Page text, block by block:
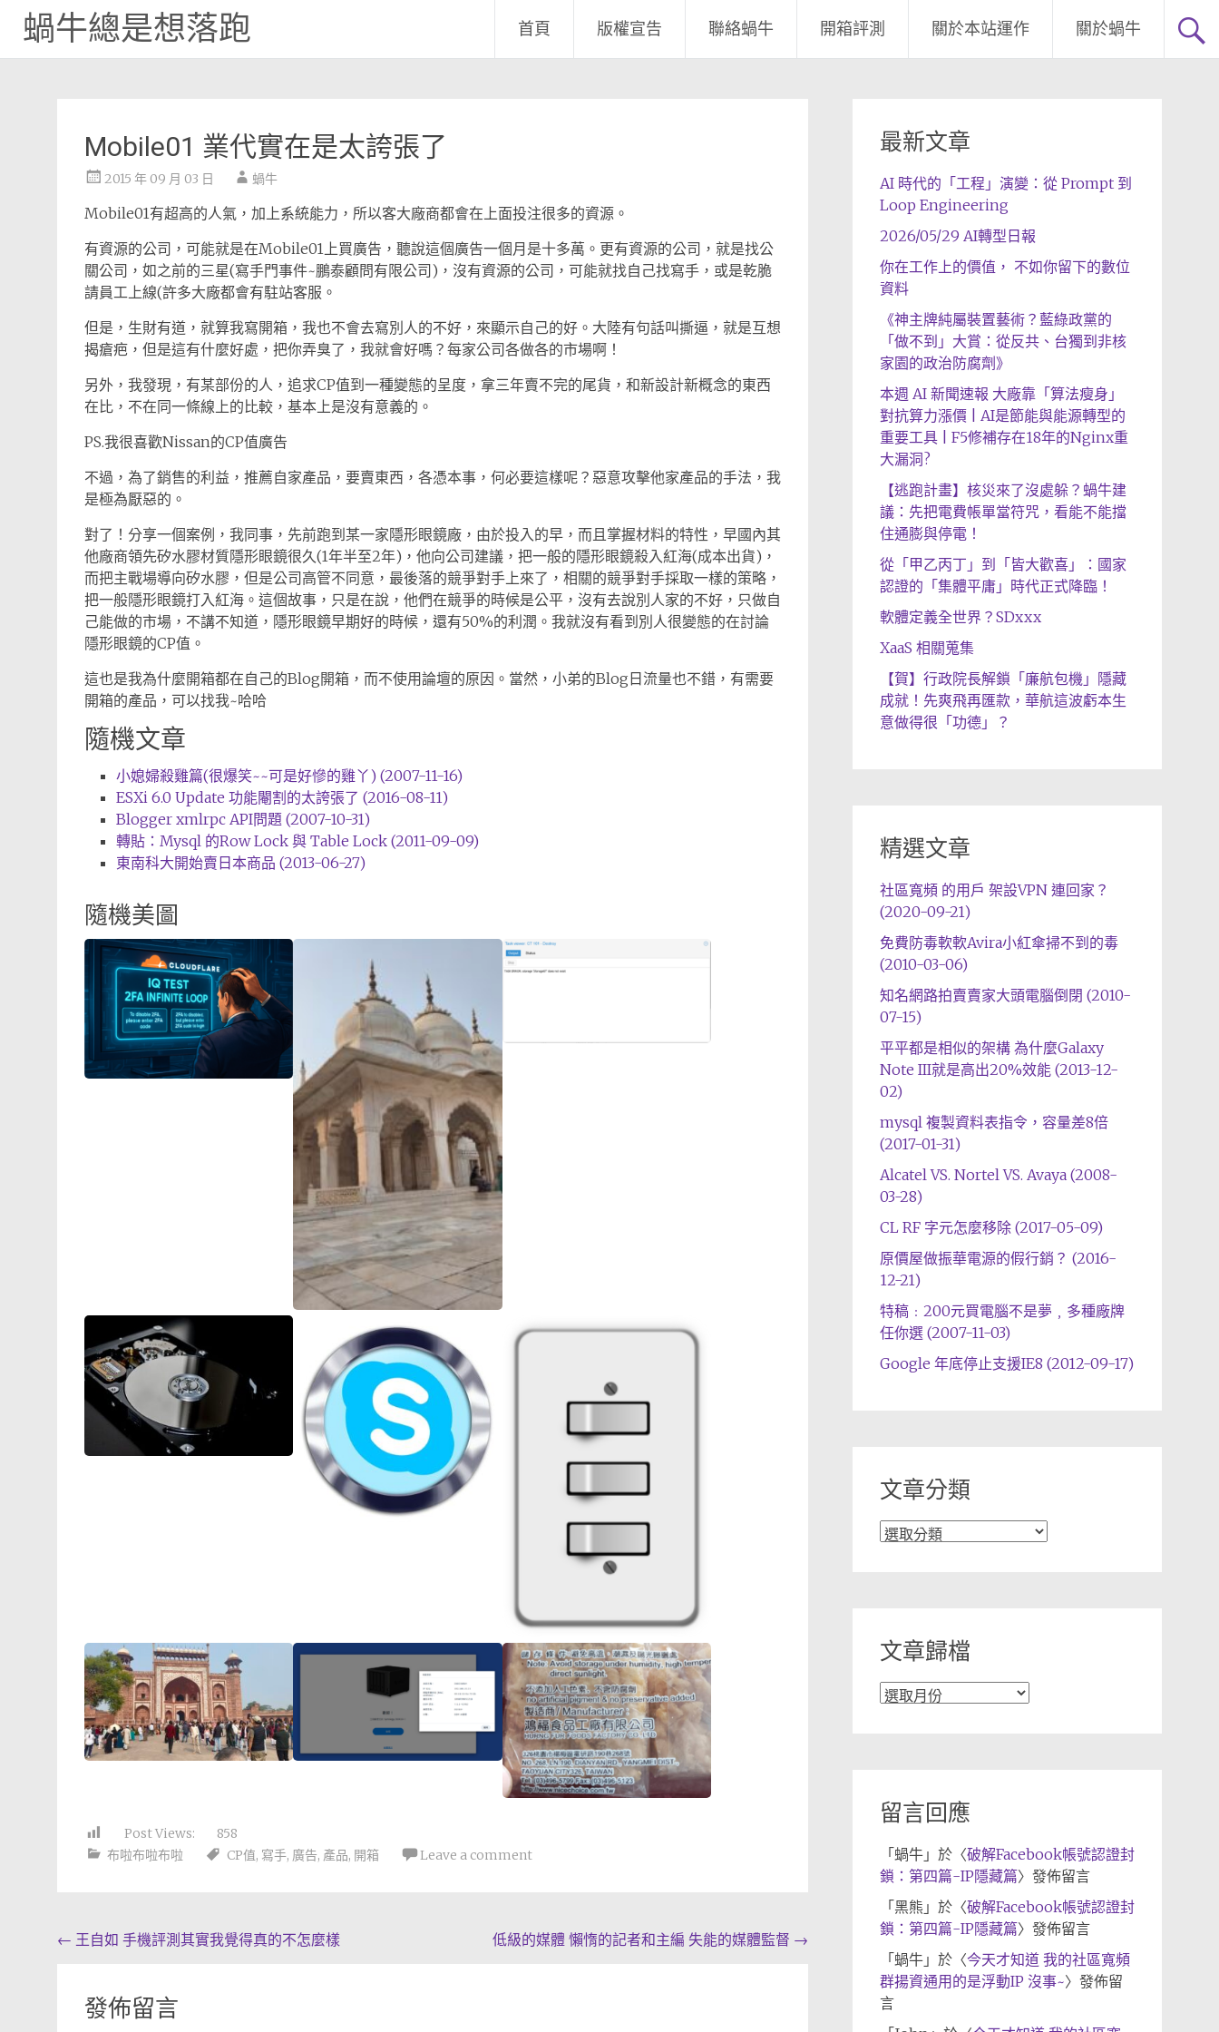
蝸牛總是想落跑 首頁 版權宣告 聯絡蝸牛 開箱評測 關於本站運作 關於蝸牛
Mobile01 業代實在是太誇張了
2015 年 09 月 03 日 蝸牛
Mobile01有超高的人氣，加上系統能力，所以客大廠商都會在上面投注很多的資源。
有資源的公司，可能就是在Mobile01上買廣告，聽說這個廣告一個月是十多萬。更有資源的公司，就是找公
關公司，如之前的三星(寫手門事件~鵬泰顧問有限公司)，沒有資源的公司，可能就找自己找寫手，或是乾脆
請員工上線(許多大廠都會有駐站客服。
但是，生財有道，就算我寫開箱，我也不會去寫別人的不好，來顯示自己的好。大陸有句話叫撕逼，就是互想
揭瘡疤，但是這有什麼好處，把你弄臭了，我就會好嗎？每家公司各做各的市場啊！
另外，我發現，有某部份的人，追求CP值到一種變態的呈度，拿三年賣不完的尾貨，和新設計新概念的東西
在比，不在同一條線上的比較，基本上是沒有意義的。
PS.我很喜歡Nissan的CP值廣告
不過，為了銷售的利益，推薦自家產品，要賣東西，各憑本事，何必要這樣呢？惡意攻擊他家產品的手法，我
是極為厭惡的。
對了！分享一個案例，我同事，先前跑到某一家隱形眼鏡廠，由於投入的早，而且掌握材料的特性，早國內其
他廠商領先矽水膠材質隱形眼鏡很久(1年半至2年)，他向公司建議，把一般的隱形眼鏡殺入紅海(成本出貨)，
而把主戰場導向矽水膠，但是公司高管不同意，最後落的競爭對手上來了，相關的競爭對手採取一樣的策略，
把一般隱形眼鏡打入紅海。這個故事，只是在說，他們在競爭的時候是公平，沒有去說別人家的不好，只做自
己能做的市場，不講不知道，隱形眼鏡早期好的時候，還有50%的利潤。我就沒有看到別人很變態的在討論
隱形眼鏡的CP值。
這也是我為什麼開箱都在自己的Blog開箱，而不使用論壇的原因。當然，小弟的Blog日流量也不錯，有需要
開箱的產品，可以找我~哈哈
隨機文章
小媳婦殺雞篇(很爆笑~~可是好慘的雞丫) (2007-11-16)
ESXi 6.0 Update 功能閹割的太誇張了 (2016-08-11)
Blogger xmlrpc API問題 (2007-10-31)
轉貼：Mysql 的Row Lock 與 Table Lock (2011-09-09)
東南科大開始賣日本商品 (2013-06-27)
隨機美圖
Post Views:
858
布啦布啦布啦
CP值, 寫手, 廣告, 產品, 開箱 Leave a comment
Post
← 王自如 手機評測其實我覺得真的不怎麼樣 低級的媒體 懶惰的記者和主編 失能的媒體監督 →
發佈留言
最新文章
AI 時代的「工程」演變：從 Prompt 到
Loop Engineering
2026/05/29 AI轉型日報
你在工作上的價值， 不如你留下的數位
資料
《神主牌純屬裝置藝術？藍綠政黨的
「做不到」大賞：從反共、台獨到非核
家園的政治防腐劑》
本週 AI 新聞速報 大廠靠「算法瘦身」
對抗算力漲價 | AI是節能與能源轉型的
重要工具 | F5修補存在18年的Nginx重
大漏洞?
【逃跑計畫】核災來了沒處躲？蝸牛建
議：先把電費帳單當符咒，看能不能擋
住通膨與停電！
從「甲乙丙丁」到「皆大歡喜」：國家
認證的「集體平庸」時代正式降臨！
軟體定義全世界？SDxxx
XaaS 相關蒐集
【賀】行政院長解鎖「廉航包機」隱藏
成就！先爽飛再匯款，華航這波虧本生
意做得很「功德」？
精選文章
社區寬頻 的用戶 架設VPN 連回家？
(2020-09-21)
免費防毒軟軟Avira小紅傘掃不到的毒
(2010-03-06)
知名網路拍賣賣家大頭電腦倒閉 (2010-
07-15)
平平都是相似的架構 為什麼Galaxy
Note III就是高出20%效能 (2013-12-
02)
mysql 複製資料表指令，容量差8倍
(2017-01-31)
Alcatel VS. Nortel VS. Avaya (2008-
03-28)
CL RF 字元怎麼移除 (2017-05-09)
原價屋做振華電源的假行銷？ (2016-
12-21)
特稿﹕200元買電腦不是夢﹐多種廠牌
任你選 (2007-11-03)
Google 年底停止支援IE8 (2012-09-17)
文章分類
文
文章歸檔
文
留言回應
「 蝸牛」於〈破解Facebook帳號認證封
鎖：第四篇-IP隱藏篇〉發佈留言
「 黑熊 」於〈破解Facebook帳號認證封
鎖：第四篇-IP隱藏篇〉發佈留言
「 蝸牛」於〈今天才知道 我的社區寬頻
群揚資通用的是浮動IP 沒事~〉發佈留
言